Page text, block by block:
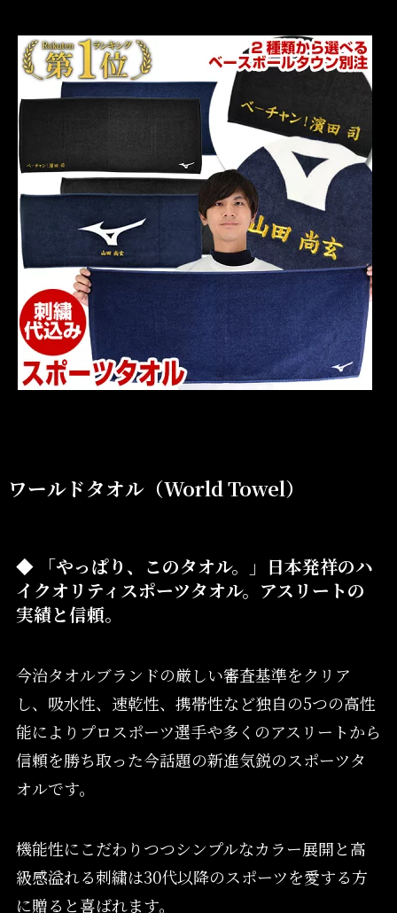
ワールドタオル（World Towel）
◆ 「やっぱり、このタオル。」日本発祥のハ
イクオリティスポーツタオル。アスリートの
実績と信頼。
今治タオルブランドの厳しい審査基準をクリア
し、吸水性、速乾性、携帯性など独自の5つの高性
能によりプロスポーツ選手や多くのアスリートから
信頼を勝ち取った今話題の新進気鋭のスポーツタ
オルです。
機能性にこだわりつつシンプルなカラー展開と高
級感溢れる刺繍は30代以降のスポーツを愛する方
に贈ると喜ばれます。